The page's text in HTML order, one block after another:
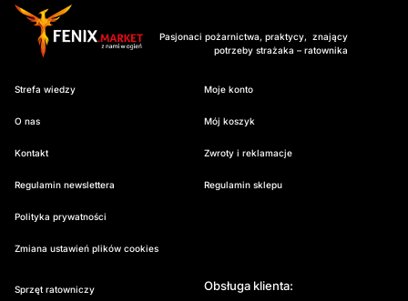
Pasjonaci pożarnictwa, praktycy, znający
potrzeby strażaka – ratownika
Strefa wiedzy
O nas
Kontakt
Regulamin newslettera
Polityka prywatności
Zmiana ustawień plików cookies
Moje konto
Mój koszyk
Zwroty i reklamacje
Regulamin sklepu
Sprzęt ratowniczy Obsługa klienta: